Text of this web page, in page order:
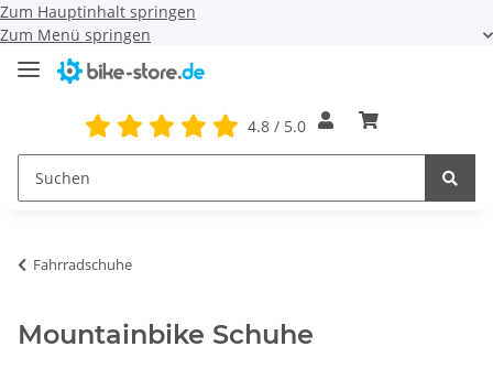
Zum Hauptinhalt springen
Zum Menü springen
4.8 / 5.0
Fahrradschuhe
Mountainbike Schuhe